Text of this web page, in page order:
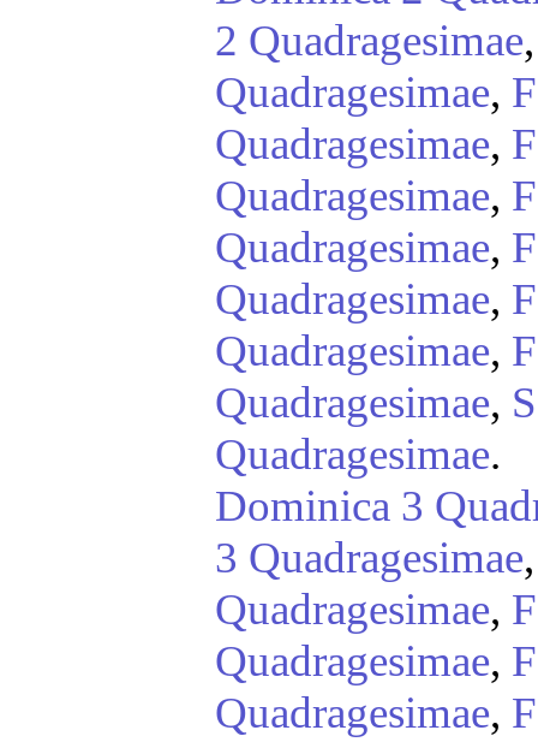
2 Quadragesimae
Quadragesimae,
Quadragesimae,
Quadragesimae,
Quadragesimae,
Quadragesimae,
Quadragesimae,
Quadragesimae,
Quadragesimae.
Dominica 3
3 Quadragesimae
Quadragesimae,
Quadragesimae,
Quadragesimae,